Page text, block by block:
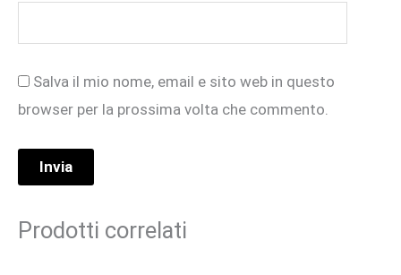
Salva il mio nome, email e sito web in questo
browser per la prossima volta che commento.
Prodotti correlati